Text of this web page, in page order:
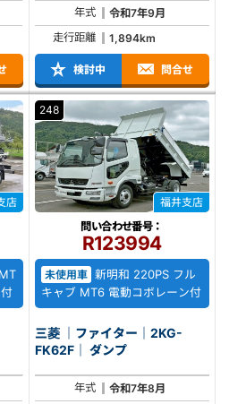
年式
令和7年9月
走行距離
1,894km
検討中 問合せ
店
248
福井支店
問い合わせ番号：
R123994
未使用車 新明和 220PS フル
キャブ MT6 電動コボレーン付
三菱 ｜ファイター｜2KG-
FK62F｜ ダンプ
年式
令和7年8月